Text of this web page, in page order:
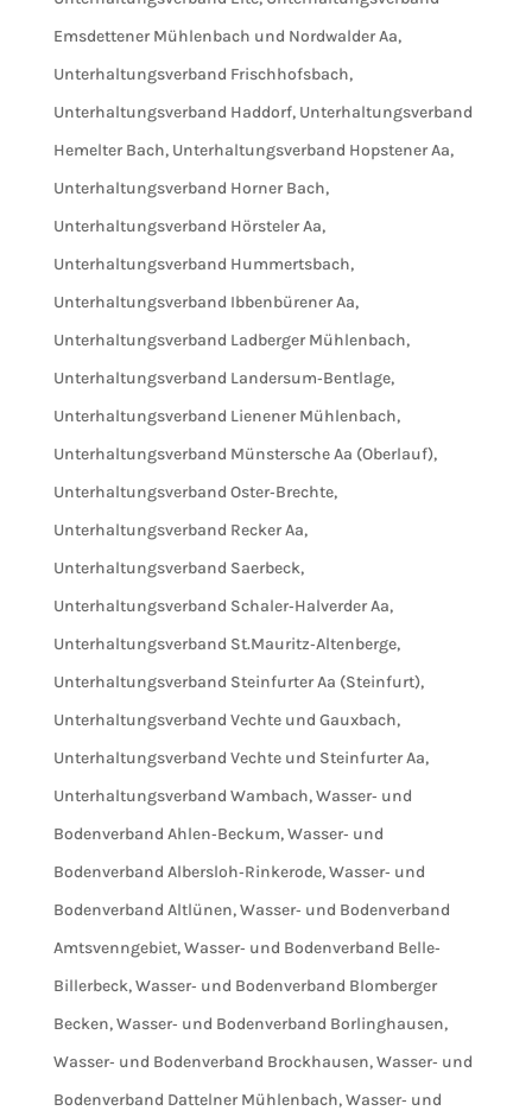
Emsdettener Mühlenbach und Nordwalder Aa,
Unterhaltungsverband Frischhofsbach,
Unterhaltungsverband Haddorf, Unterhaltungsverband
Hemelter Bach, Unterhaltungsverband Hopstener Aa,
Unterhaltungsverband Horner Bach,
Unterhaltungsverband Hörsteler Aa,
Unterhaltungsverband Hummertsbach,
Unterhaltungsverband Ibbenbürener Aa,
Unterhaltungsverband Ladberger Mühlenbach,
Unterhaltungsverband Landersum‐Bentlage,
Unterhaltungsverband Lienener Mühlenbach,
Unterhaltungsverband Münstersche Aa (Oberlauf),
Unterhaltungsverband Oster‐Brechte,
Unterhaltungsverband Recker Aa,
Unterhaltungsverband Saerbeck,
Unterhaltungsverband Schaler‐Halverder Aa,
Unterhaltungsverband St.Mauritz‐Altenberge,
Unterhaltungsverband Steinfurter Aa (Steinfurt),
Unterhaltungsverband Vechte und Gauxbach,
Unterhaltungsverband Vechte und Steinfurter Aa,
Unterhaltungsverband Wambach,Wasser‐ und
Bodenverband Ahlen‐Beckum,Wasser‐ und
Bodenverband Albersloh‐Rinkerode,Wasser‐ und
Bodenverband Altlünen,Wasser‐ und Bodenverband
Amtsvenngebiet,Wasser‐ und Bodenverband Belle‐
Billerbeck,Wasser‐ und Bodenverband Blomberger
Becken,Wasser‐ und Bodenverband Borlinghausen,
Wasser‐ und Bodenverband Brockhausen,Wasser‐ und
Bodenverband Dattelner Mühlenbach,Wasser‐ und